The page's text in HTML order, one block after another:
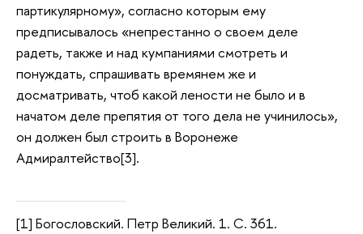
партикулярному», согласно которым ему
предписывалось «непрестанно о своем деле
радеть, также и над кумпаниями смотреть и
понуждать, спрашивать времянем же и
досматривать, чтоб какой лености не было и в
начатом деле препятия от того дела не учинилось»,
он должен был строить в Воронеже
Адмиралтейство[3].
[1] Богословский. Петр Великий. 1. С. 361.